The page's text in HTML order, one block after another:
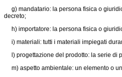
g) mandatario: la persona fisica o
decreto;
h) importatore: la persona fisica o
i) materiali: tutti i materiali impiegati
l) progettazione del prodotto: la serie di
m) aspetto ambientale: un elemento o